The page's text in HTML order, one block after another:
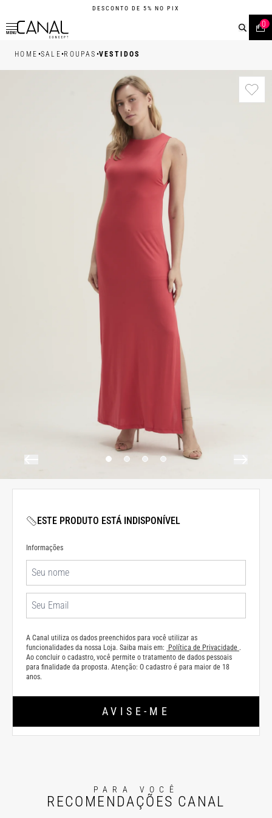
DESCONTO DE 5% NO PIX
MENU
0
HOME •SALE•ROUPAS •VESTIDOS
ESTE PRODUTO ESTÁ INDISPONÍVEL
Informações
A Canal utiliza os dados preenchidos para você utilizar as
funcionalidades da nossa Loja. Saiba mais em:
Política de Privacidade .
Ao concluir o cadastro, você permite o tratamento de dados pessoais
para finalidade da proposta. Atenção: O cadastro é para maior de 18
anos.
AVISE-ME
PARA VOCÊ
RECOMENDAÇÕES CANAL